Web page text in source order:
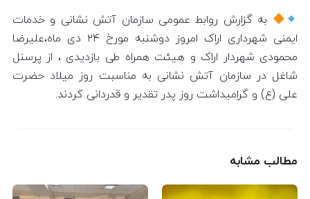
به گزارش روابط عمومی سازمان آتش نشانی و خدمات
ایمنی شهرداری اراک امروز دوشنبه مورخ ۲۴ دی ماه،علیرضا
محمودی شهردار اراک و هیئت همراه طی بازدیدی ، از پرسنل
شاغل در سازمان آتش نشانی به مناسبت روز میلاد حضرت
علی (ع) و گرامیداشت روز پدر تقدیر و قدردانی کردند.
مطالب مشابه